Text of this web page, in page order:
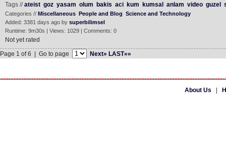
Tags //ateist goz yasam olum bakis aci kum kumsal anlam video guzel
Categories // Miscellaneous People and Blog Science and Technology
Added: 3381 days ago by superbilimsel
Runtime: 9m30s | Views: 1029 | Comments: 0
Not yet rated
Page 1 of 6 | Go to page
Next» LAST»»
About Us